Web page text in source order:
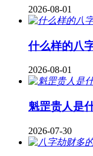
2026-08-01
什么样的八
2026-08-01
魁罡贵人是
2026-07-30